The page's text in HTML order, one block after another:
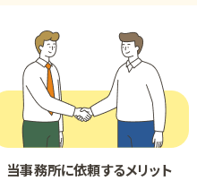
で受給相談をする
当事務所に依頼するメリット